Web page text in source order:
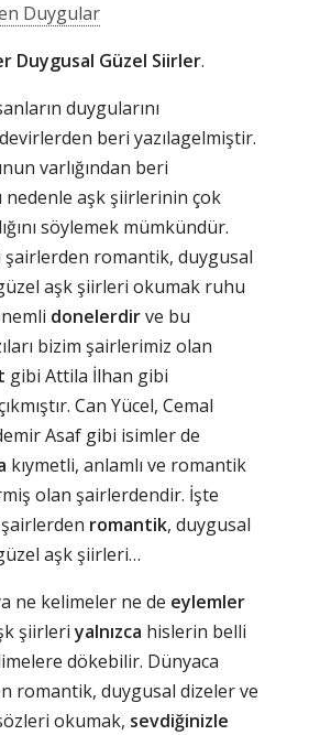
Duygular
Duygusal Güzel Siirler.
duygularını
beri yazılagelmiştir.
varlığından beri
nedenle aşk şiirlerinin çok
söylemek mümkündür.
şairlerden romantik, duygusal
aşk şiirleri okumak ruhu
donelerdirve bu
bizim şairlerimiz olan
gibi Attila İlhan gibi
Can Yücel, Cemal
Asaf gibi isimler de
kıymetli, anlamlı ve romantik
olan şairlerdendir. İşte
romantik, duygusal
aşk şiirleri…
ne kelimeler ne de eylemler
şiirleriyalnızca hislerin belli
dökebilir. Dünyaca
romantik, duygusal dizeler ve
okumak, sevdiğinizle